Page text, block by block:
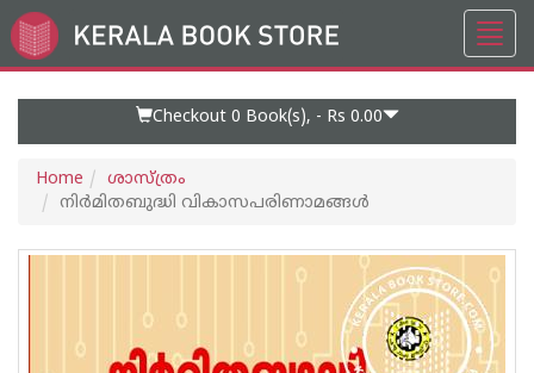
Go
to
Checkout 0 Book(s), - Rs 0.00
Home
ശാസ്ത്രം
നിർമിതബുദ്ധി വികാസപരിണാമങ്ങൾ